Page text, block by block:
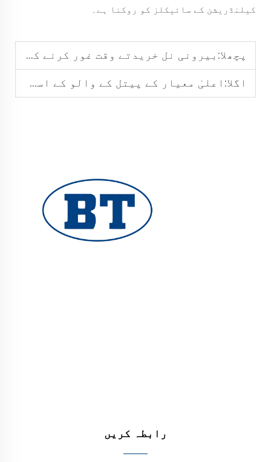
کیلنڈریشن کے سائیکلز کو روکنا ہے۔
پچھلا: بیرونی نل خریدتے وقت غور کرنے کے اہم عوامل
اگلا: اعلیٰ معیار کے پیتل کے والو کے استعمال کے اہم فوائد
رابطہ کریں